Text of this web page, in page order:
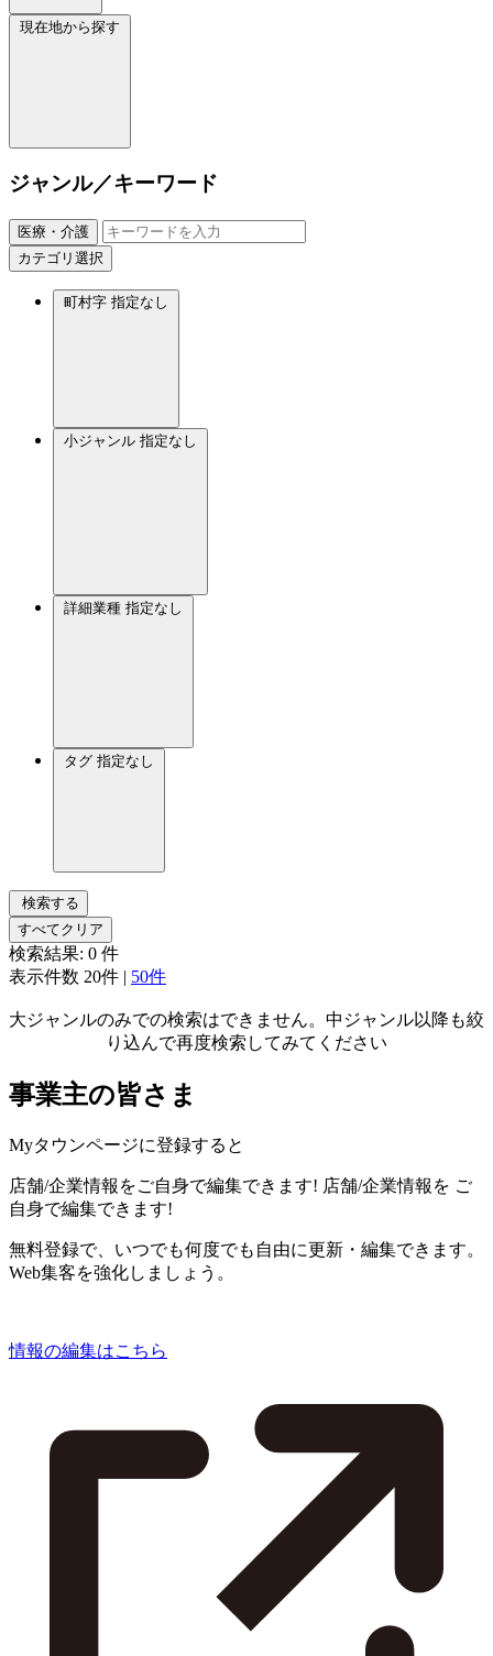
現在地から探す
ジャンル／キーワード
医療・介護
カテゴリ選択
町村字 指定なし
小ジャンル 指定なし
詳細業種 指定なし
タグ 指定なし
検索する
すべてクリア
検索結果: 0 件
表示件数 20件 | 50件
大ジャンルのみでの検索はできません。中ジャンル以降も絞
り込んで再度検索してみてください
事業主の皆さま
Myタウンページに登録すると
店舗/企業情報をご自身で編集できます! 店舗/企業情報を ご
自身で編集できます!
無料登録で、いつでも何度でも自由に更新・編集できます。
Web集客を強化しましょう。
情報の編集はこちら